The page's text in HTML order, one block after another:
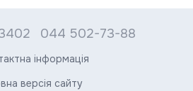
044 502-73-88
інформація
версія сайту